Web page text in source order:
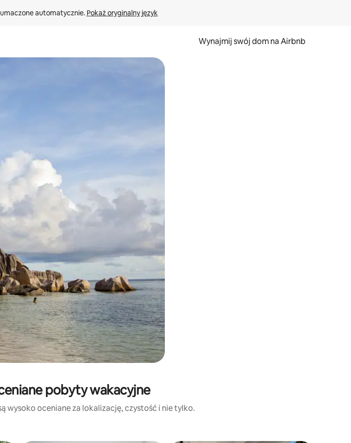
automatycznie. Pokaż oryginalny język
Wynajmij swój dom na Airbnb
w górę i w dół lub przeglądać je za pomocą gestów dotykowych lub przesuwania.
pobyty wakacyjne
wysoko oceniane za lokalizację, czystość i nie tylko.